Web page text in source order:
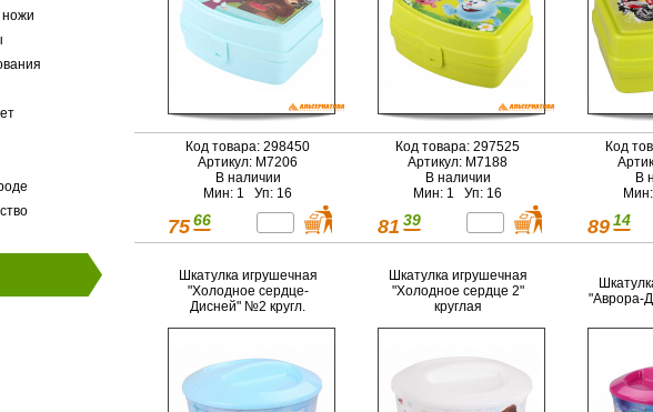
ножи
Код товара: 298450
Артикул: М7206
В наличии
Мин: 1 Уп: 16
75 66
Код товара: 297525
Артикул: М7188
В наличии
Мин: 1 Уп: 16
81 39
Код
В
89 14
Шкатулка игрушечная
"Холодное сердце-
Дисней" №2 кругл.
Шкатулка игрушечная
"Холодное сердце 2"
круглая
"Аврора-